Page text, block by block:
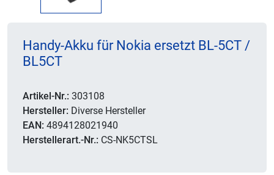
Handy-Akku für Nokia ersetzt BL-5CT /
BL5CT
Artikel-Nr.: 303108
Hersteller: Diverse Hersteller
EAN: 4894128021940
Herstellerart.-Nr.: CS-NK5CTSL